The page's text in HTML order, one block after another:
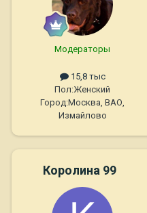
Модераторы
15,8 тыс
Пол:Женский
Город:Москва, ВАО,
Измайлово
Королина 99